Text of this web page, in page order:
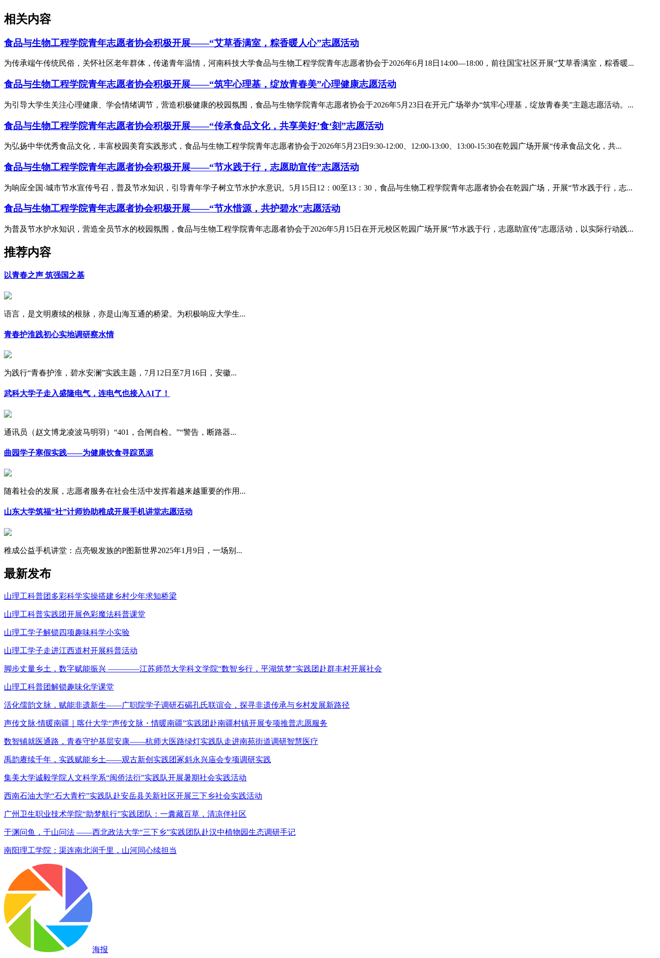
相关内容
食品与生物工程学院青年志愿者协会积极开展——“艾草香满室，粽香暖人心”志愿活动
为传承端午传统民俗，关怀社区老年群体，传递青年温情，河南科技大学食品与生物工程学院青年志愿者协会于2026年6月18日14:00—18:00，前往国宝社区开展“艾草香满室，粽香暖...
食品与生物工程学院青年志愿者协会积极开展——“筑牢心理基，绽放青春美”心理健康志愿活动
为引导大学生关注心理健康、学会情绪调节，营造积极健康的校园氛围，食品与生物学院青年志愿者协会于2026年5月23日在开元广场举办“筑牢心理基，绽放青春美”主题志愿活动。...
食品与生物工程学院青年志愿者协会积极开展——“传承食品文化，共享美好’食‘刻”志愿活动
为弘扬中华优秀食品文化，丰富校园美育实践形式，食品与生物工程学院青年志愿者协会于2026年5月23日9:30-12:00、12:00-13:00、13:00-15:30在乾园广场开展“传承食品文化，共...
食品与生物工程学院青年志愿者协会积极开展——“节水践于行，志愿助宣传”志愿活动
为响应全国·城市节水宣传号召，普及节水知识，引导青年学子树立节水护水意识。5月15日12：00至13：30，食品与生物工程学院青年志愿者协会在乾园广场，开展“节水践于行，志...
食品与生物工程学院青年志愿者协会积极开展——“节水惜源，共护碧水”志愿活动
为普及节水护水知识，营造全员节水的校园氛围，食品与生物工程学院青年志愿者协会于2026年5月15日在开元校区乾园广场开展“节水践于行，志愿助宣传”志愿活动，以实际行动践...
推荐内容
以青春之声 筑强国之基
语言，是文明赓续的根脉，亦是山海互通的桥梁。为积极响应大学生...
青春护淮践初心实地调研察水情
为践行“青春护淮，碧水安澜”实践主题，7月12日至7月16日，安徽...
武科大学子走入盛隆电气，连电气也接入AI了！
通讯员（赵文博龙凌波马明羽）“401，合闸自检。”“警告，断路器...
曲园学子寒假实践——为健康饮食寻踪觅源
随着社会的发展，志愿者服务在社会生活中发挥着越来越重要的作用...
山东大学筑福“社”计师协助稚成开展手机讲堂志愿活动
稚成公益手机讲堂：点亮银发族的P图新世界2025年1月9日，一场别...
最新发布
山理工科普团多彩科学实操搭建乡村少年求知桥梁
山理工科普实践团开展色彩魔法科普课堂
山理工学子解锁四项趣味科学小实验
山理工学子走进江西道村开展科普活动
脚步丈量乡土，数字赋能振兴 ————江苏师范大学科文学院“数智乡行，平湖筑梦”实践团赴群丰村开展社会
山理工科普团解锁趣味化学课堂
活化儒韵文脉，赋能非遗新生——广职院学子调研石碣孔氏联谊会，探寻非遗传承与乡村发展新路径
声传文脉·情暖南疆｜喀什大学“声传文脉・情暖南疆”实践团赴南疆村镇开展专项推普志愿服务
数智铺就医通路，青春守护基层安康——杭师大医路绿灯实践队走进南苑街道调研智慧医疗
禹韵赓续千年，实践赋能乡土——观古新创实践团冢斜永兴庙会专项调研实践
集美大学诚毅学院人文科学系“闽侨法衍”实践队开展暑期社会实践活动
西南石油大学“石大青柠”实践队赴安岳县关新社区开展三下乡社会实践活动
广州卫生职业技术学院“助梦航行”实践团队：一囊藏百草，清凉伴社区
于渊问鱼，于山问法 ——西北政法大学“三下乡”实践团队赴汉中植物园生态调研手记
南阳理工学院：渠连南北润千里，山河同心续担当
海报